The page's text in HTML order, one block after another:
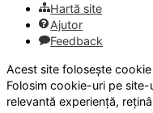
Hartă site
Ajutor
Feedback
Acest site folosește cookie
Folosim cookie-uri pe
relevantă experiență,